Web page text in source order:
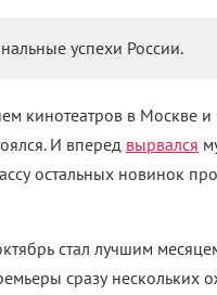
успехи России.
кинотеатров в Москве
И вперед вырвался
остальных новинок
стал лучшим
сразу